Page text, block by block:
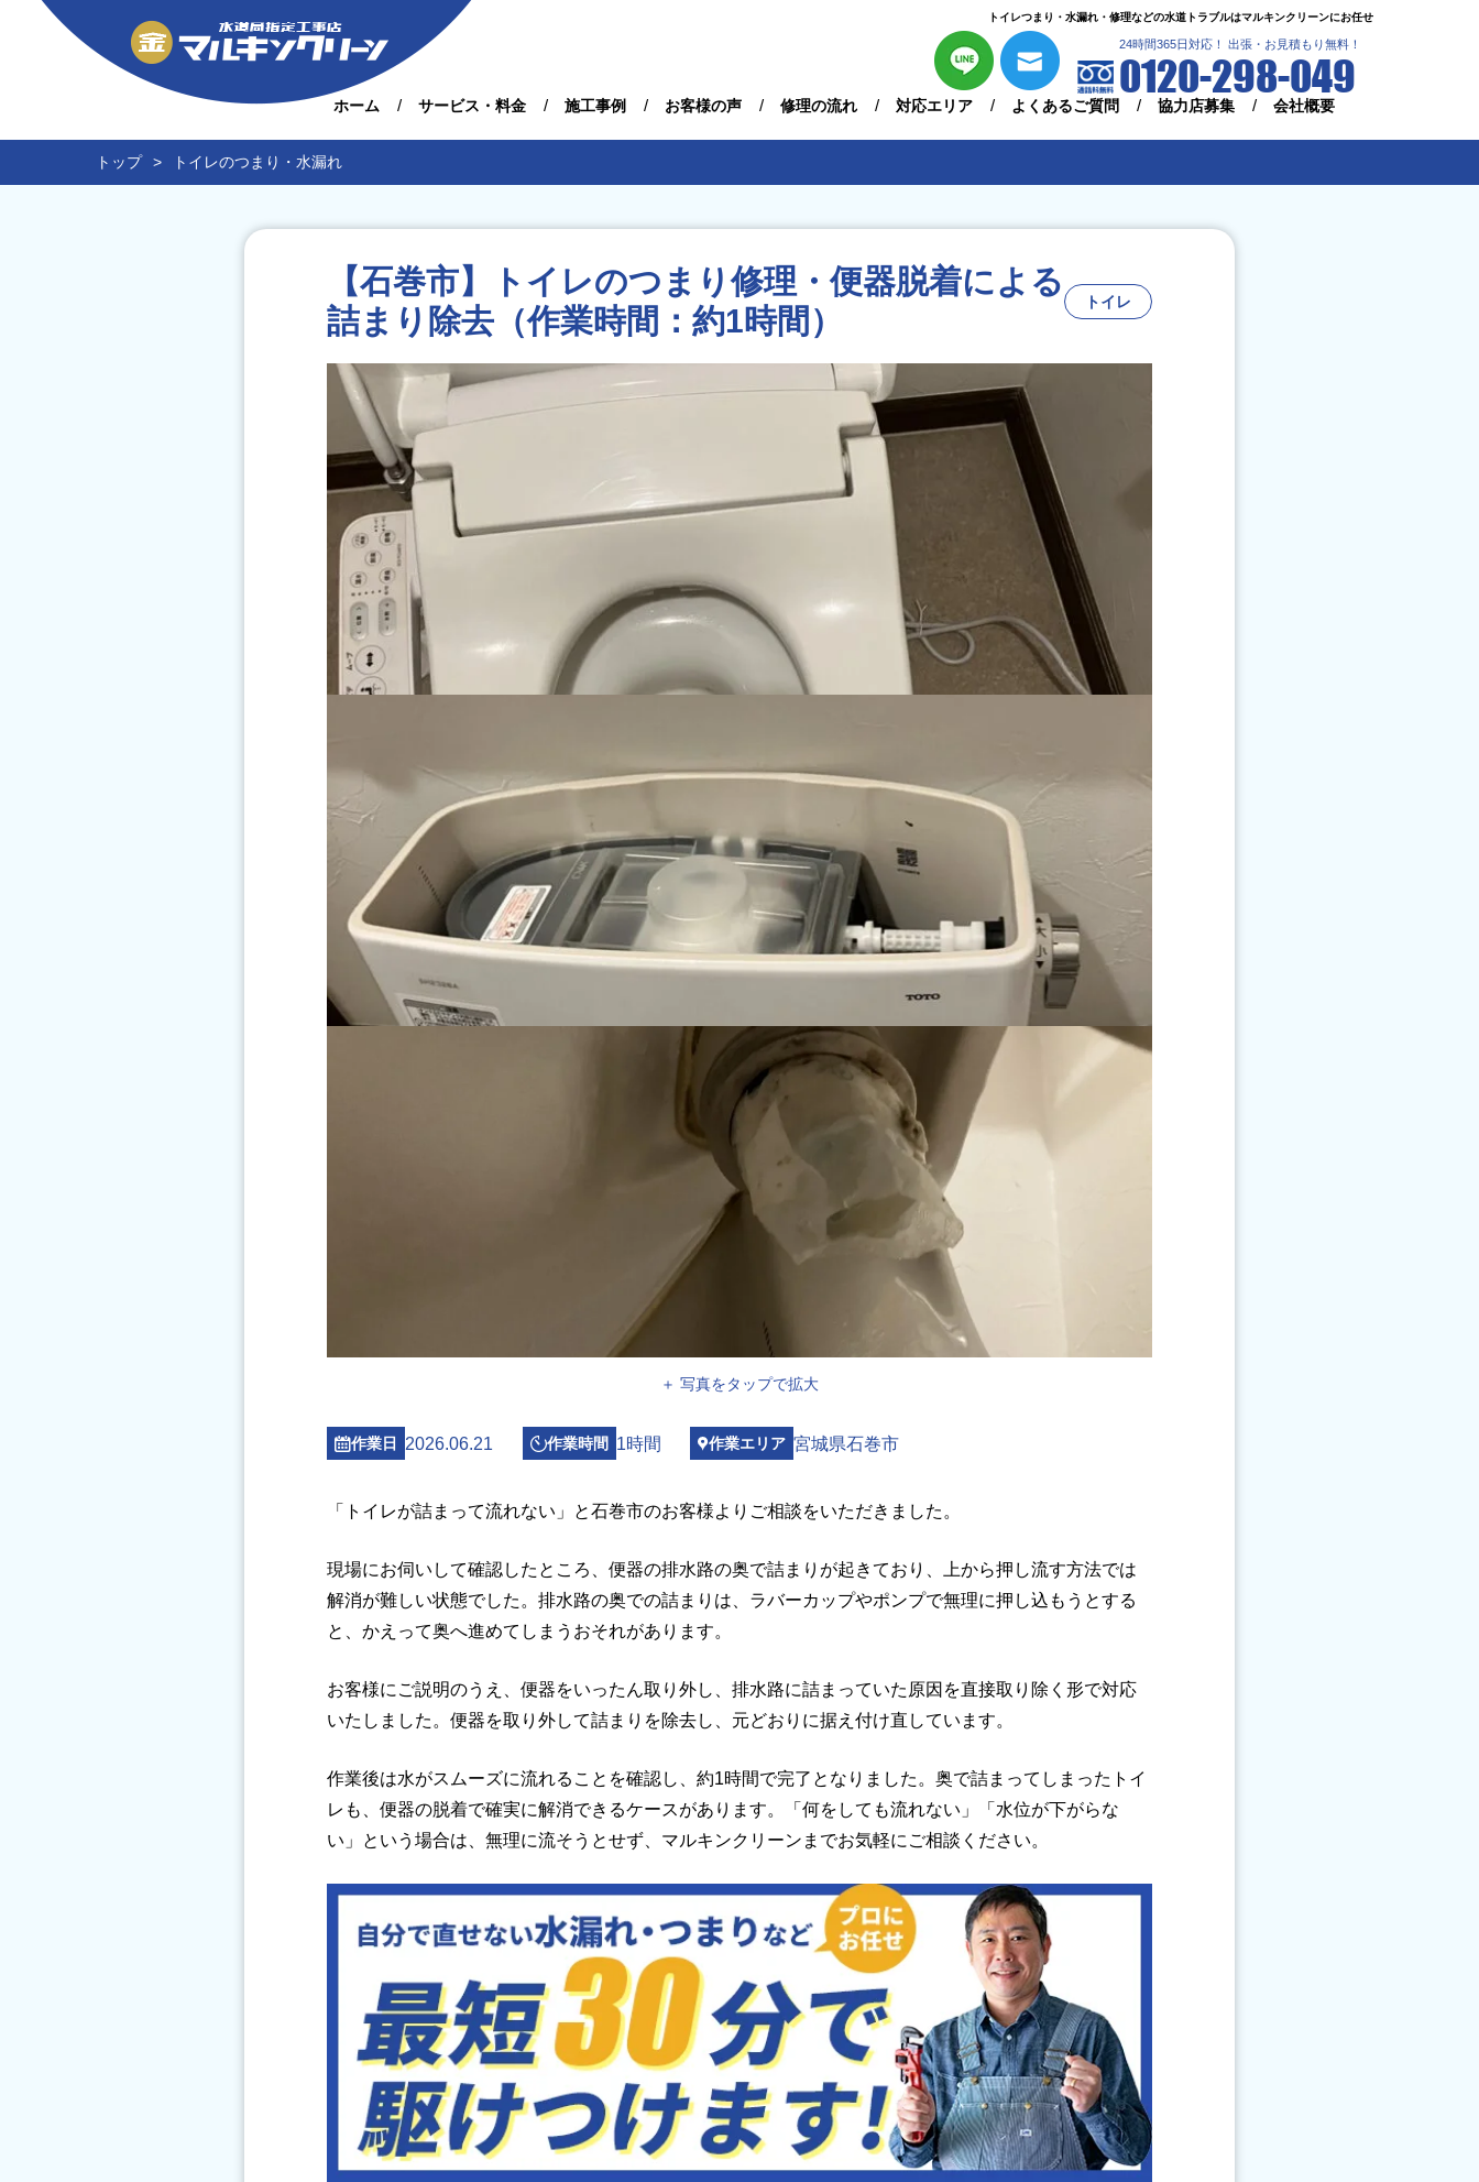
トイレつまり・水漏れ・修理などの水道トラブルはマルキンクリーンにお任せ
24時間365日対応！ 出張・お見積もり無料！
0120-298-049
ホーム サービス・料金 施工事例 お客様の声 修理の流れ 対応エリア よくあるご質問 協力店募集 会社概要
トップ トイレのつまり・水漏れ
【石巻市】トイレのつまり修理・便器脱着による
詰まり除去（作業時間：約1時間）
トイレ
＋ 写真をタップで拡大
作業日 2026.06.21 作業時間 1時間 作業エリア 宮城県石巻市
「トイレが詰まって流れない」と石巻市のお客様よりご相談をいただきました。
現場にお伺いして確認したところ、便器の排水路の奥で詰まりが起きており、上から押し流す方法では
解消が難しい状態でした。排水路の奥での詰まりは、ラバーカップやポンプで無理に押し込もうとする
と、かえって奥へ進めてしまうおそれがあります。
お客様にご説明のうえ、便器をいったん取り外し、排水路に詰まっていた原因を直接取り除く形で対応
いたしました。便器を取り外して詰まりを除去し、元どおりに据え付け直しています。
作業後は水がスムーズに流れることを確認し、約1時間で完了となりました。奥で詰まってしまったトイ
レも、便器の脱着で確実に解消できるケースがあります。「何をしても流れない」「水位が下がらな
い」という場合は、無理に流そうとせず、マルキンクリーンまでお気軽にご相談ください。